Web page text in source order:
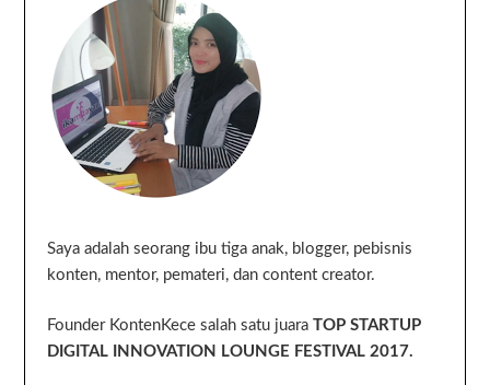
Saya adalah seorang ibu tiga anak, blogger, pebisnis
konten, mentor, pemateri, dan content creator.
Founder KontenKece salah satu juaraTOP STARTUP
DIGITAL INNOVATION LOUNGE FESTIVAL 2017.